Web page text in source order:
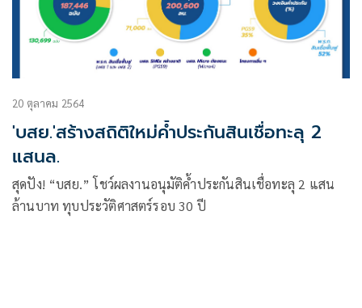
20 ตุลาคม 2564
'บสย.'สร้างสถิติใหม่ค้ำประกันสินเชื่อทะลุ 2
แสนล.
สุดปัง! “บสย.” โชว์ผลงานอนุมัติค้ำประกันสินเชื่อทะลุ 2 แสน
ล้านบาท ทุบประวัติศาสตร์รอบ 30 ปี